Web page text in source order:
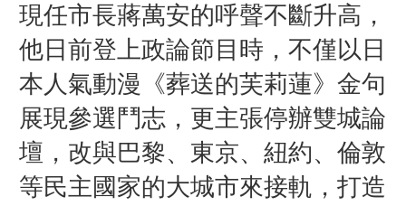
現任市長蔣萬安的呼聲不斷升高，
他日前登上政論節目時，不僅以日
本人氣動漫《葬送的芙莉蓮》金句
展現參選鬥志，更主張停辦雙城論
壇，改與巴黎、東京、紐約、倫敦
等民主國家的大城市來接軌，打造